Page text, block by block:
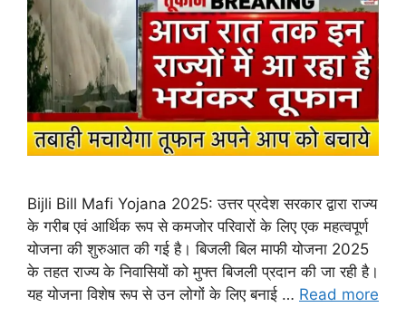
Bijli Bill Mafi Yojana 2025: उत्तर प्रदेश सरकार द्वारा राज्य
के गरीब एवं आर्थिक रूप से कमजोर परिवारों के लिए एक महत्वपूर्ण
योजना की शुरुआत की गई है। बिजली बिल माफी योजना 2025
के तहत राज्य के निवासियों को मुफ्त बिजली प्रदान की जा रही है।
यह योजना विशेष रूप से उन लोगों के लिए बनाई … Read more